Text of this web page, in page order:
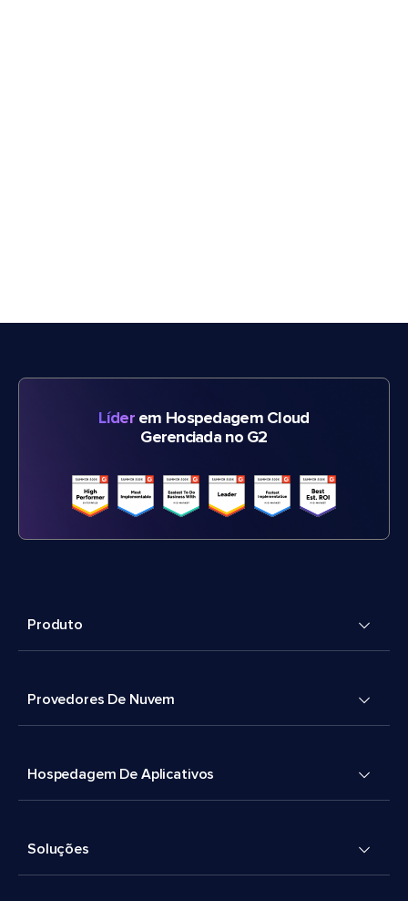
Líderem Hospedagem Cloud
Gerenciada no G2
Produto
Provedores De Nuvem
Hospedagem De Aplicativos
Soluções